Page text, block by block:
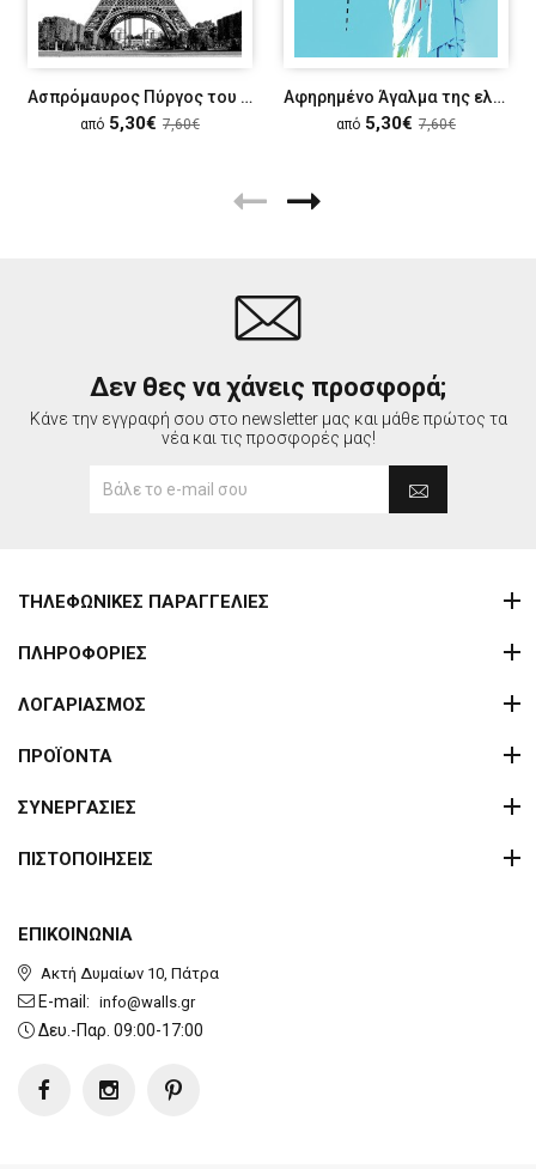
Ασπρόμαυρος Πύργος του Άιφελ στο Παρίσι
από 5,30€ 7,60€
Αφηρημένο Άγαλμα της ελευθερίας
από 5,30€ 7,60€
Δεν θες να χάνεις προσφορά;
Κάνε την εγγραφή σου στο newsletter μας και μάθε πρώτος τα
νέα και τις προσφορές μας!
ΕΠΙΚΟΙΝΩΝΙΑ
Ακτή Δυμαίων 10, Πάτρα
E-mail: info@walls.gr
Δευ.-Παρ. 09:00-17:00
ΤΗΛΕΦΩΝΙΚΕΣ ΠΑΡΑΓΓΕΛΙΕΣ
ΠΛΗΡΟΦΟΡΙΕΣ
ΛΟΓΑΡΙΑΣΜΟΣ
ΠΡΟΪΟΝΤΑ
ΣΥΝΕΡΓΑΣΙΕΣ
ΠΙΣΤΟΠΟΙΗΣΕΙΣ